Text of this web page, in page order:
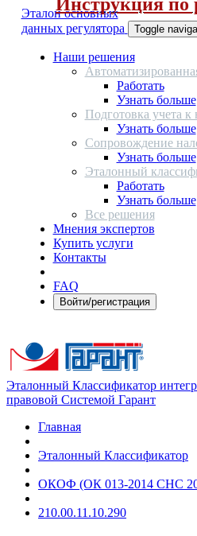
Эталон основных
данных регулятора
Toggle
Наши решения
Работать
Узнать больше
Подготовка учета
Узнать больше
Сопровождение
Узнать больше
Эталонный
Работать
Узнать больше
Все решения
Мнения экспертов
Купить услуги
Контакты
FAQ
Войти/регистрация
Эталонный Классификатор
правовой Системой Гарант
Главная
Эталонный Классификатор
ОКОФ (ОК 013-2014 СНС
210.00.11.10.290